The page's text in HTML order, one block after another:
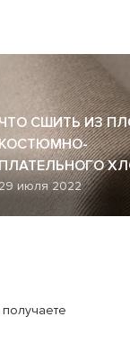
ЧТО СШИТЬ ИЗ
КОСТЮМНО-
ПЛАТЕЛЬНОГО
29 июля 2022